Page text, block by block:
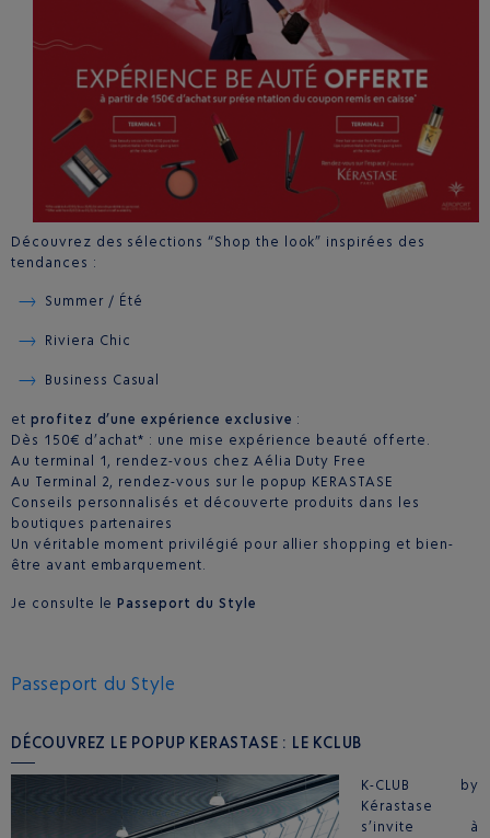
Découvrez des sélections “Shop the look” inspirées des
tendances :
Summer / Été
Riviera Chic
Business Casual
et profitez d’une expérience exclusive :
Dès 150€ d’achat* : une mise expérience beauté offerte.
Au terminal 1, rendez-vous chez Aélia Duty Free
Au Terminal 2, rendez-vous sur le popup KERASTASE
Conseils personnalisés et découverte produits dans les
boutiques partenaires
Un véritable moment privilégié pour allier shopping et bien-
être avant embarquement.
Je consulte lePasseport du Style
Passeport du Style
DÉCOUVREZ LE POPUP KERASTASE : LE KCLUB
K-CLUB by
Kérastase
s’invite à